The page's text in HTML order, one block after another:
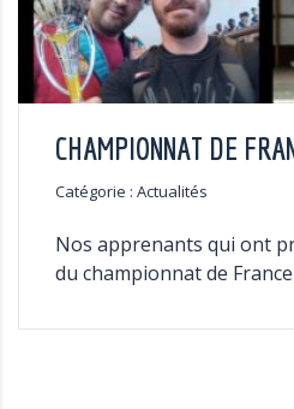
CHAMPIONNAT DE
Catégorie : Actualités
Nos apprenants qui ont
du championnat de